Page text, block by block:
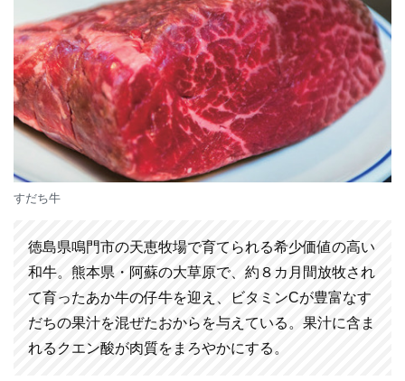
すだち牛
徳島県鳴門市の天恵牧場で育てられる希少価値の高い
和牛。熊本県・阿蘇の大草原で、約８カ月間放牧され
て育ったあか牛の仔牛を迎え、ビタミンCが豊富なす
だちの果汁を混ぜたおからを与えている。果汁に含ま
れるクエン酸が肉質をまろやかにする。